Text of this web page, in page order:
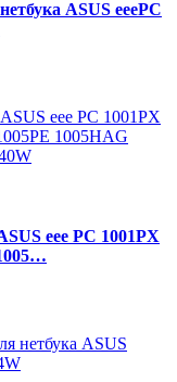
ASUS eeePC
eee PC 1001PX